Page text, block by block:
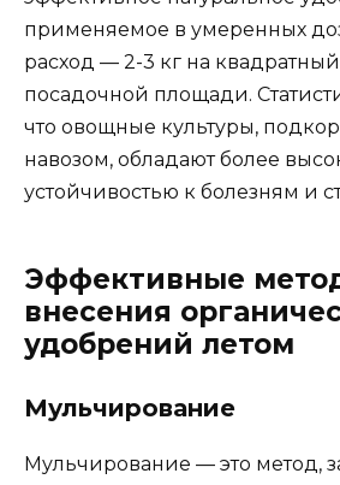
применяемое в умеренных
расход — 2-3 кг на
посадочной площади.
что овощные культуры,
навозом, обладают более
устойчивостью к болезням и
Эффективные
внесения
удобрений летом
Мульчирование
Мульчирование — это метод,